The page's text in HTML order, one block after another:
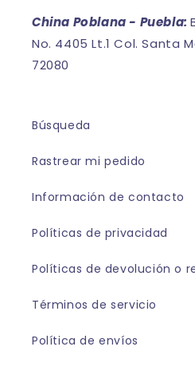
China Poblana - Puebla:
No. 4405 Lt.1 Col. Santa
72080
Búsqueda
Rastrear mi pedido
Información de contacto
Políticas de privacidad
Políticas de devolución o
Términos de servicio
Política de envíos